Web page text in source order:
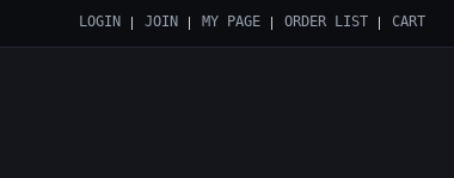
LOGIN JOIN MY PAGE ORDER LIST CART